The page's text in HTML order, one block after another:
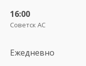
16:00
Советск АС
Ежедневно